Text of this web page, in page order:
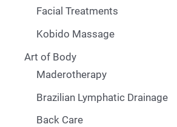
Facial Treatments
Kobido Massage
Art of Body
Maderotherapy
Brazilian Lymphatic Drainage
Back Care